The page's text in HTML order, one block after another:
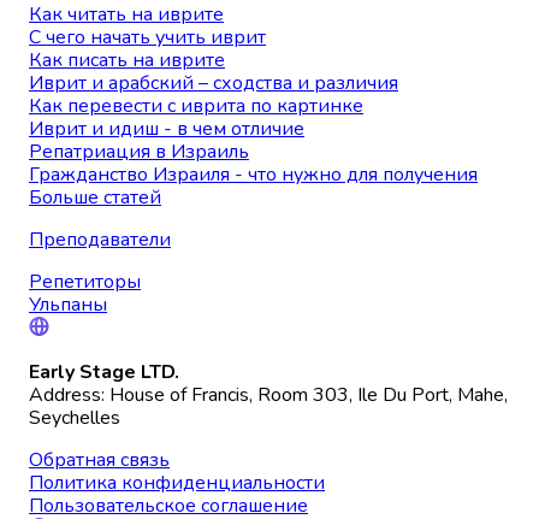
Как читать на иврите
С чего начать учить иврит
Как писать на иврите
Иврит и арабский – сходства и различия
Как перевести с иврита по картинке
Иврит и идиш - в чем отличие
Репатриация в Израиль
Гражданство Израиля - что нужно для получения
Больше статей
Преподаватели
Репетиторы
Ульпаны
Early Stage LTD.
Address: House of Francis, Room 303, Ile Du Port, Mahe,
Seychelles
Обратная связь
Политика конфиденциальности
Пользовательское соглашение